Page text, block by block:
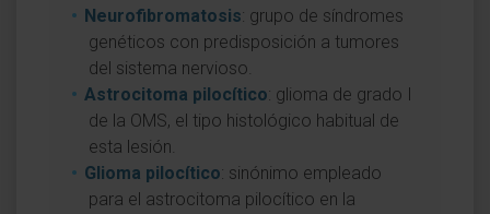
Neurofibromatosis: grupo de síndromes
genéticos con predisposición a tumores
del sistema nervioso.
Astrocitoma pilocítico: glioma de grado I
de la OMS, el tipo histológico habitual de
esta lesión.
Glioma pilocítico: sinónimo empleado
para el astrocitoma pilocítico en la